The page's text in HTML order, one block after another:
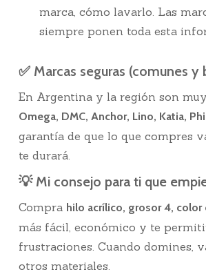
marca, cómo lavarlo. Las
siempre ponen toda esta
✅ Marcas seguras (comunes y
En Argentina y la región son
Omega, DMC, Anchor, Lino, Katia,
garantía de que lo que compres
te durará.
💡 Mi consejo para ti que
Compra hilo acrílico, grosor 4, color
más fácil, económico y te
frustraciones. Cuando domines,
otros materiales.